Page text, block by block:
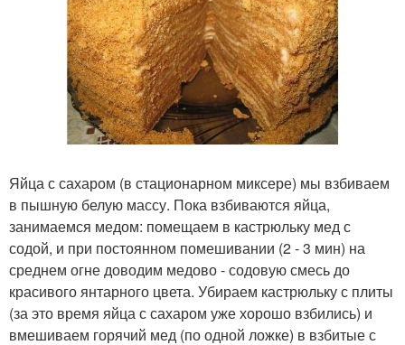
Яйца с сахаром (в стационарном миксере) мы взбиваем
в пышную белую массу. Пока взбиваются яйца,
занимаемся медом: помещаем в кастрюльку мед с
содой, и при постоянном помешивании (2 - 3 мин) на
среднем огне доводим медово - содовую смесь до
красивого янтарного цвета. Убираем кастрюльку с плиты
(за это время яйца с сахаром уже хорошо взбились) и
вмешиваем горячий мед (по одной ложке) в взбитые с